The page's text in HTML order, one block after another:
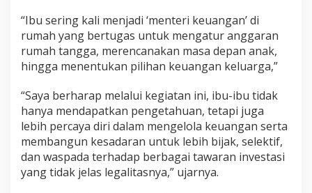
“Ibu sering kali menjadi ‘menteri keuangan’ di
rumah yang bertugas untuk mengatur anggaran
rumah tangga, merencanakan masa depan anak,
hingga menentukan pilihan keuangan keluarga,”
“Saya berharap melalui kegiatan ini, ibu-ibu tidak
hanya mendapatkan pengetahuan, tetapi juga
lebih percaya diri dalam mengelola keuangan serta
membangun kesadaran untuk lebih bijak, selektif,
dan waspada terhadap berbagai tawaran investasi
yang tidak jelas legalitasnya,” ujarnya.